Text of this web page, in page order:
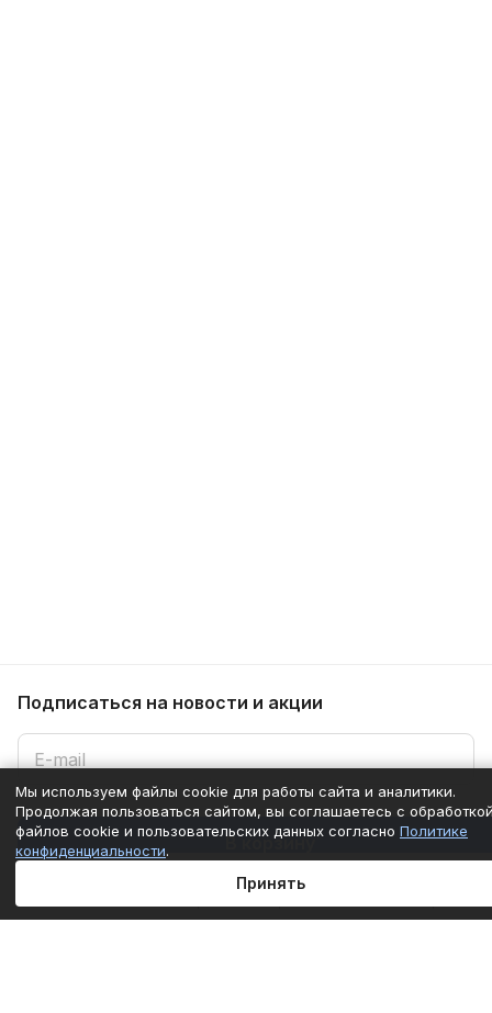
В корзину
Подписаться на новости и акции
Подписаться
Мы используем файлы cookie для работы сайта и аналитики.
Продолжая пользоваться сайтом, вы соглашаетесь с
файлов cookie и пользовательских данных согласно Политике
конфиденциальности.
Принять